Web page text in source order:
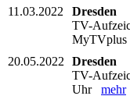
11.03.2022
Dresden
TV-
MyTVplus
20.05.2022
Dresden
TV-
Uhr mehr